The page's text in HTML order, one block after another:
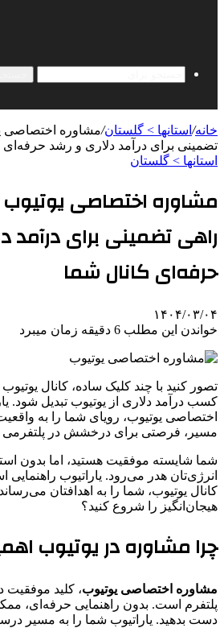
خانه/ استانها > گلستان/مشاوره اختصاصی
تضمینی برای درآمد دلاری و رشد حرفه‌ای
استانها > گلستان
مشاوره اختصاصی یوتیوب
راهی تضمینی برای درآمد
حرفه‌ای کانال شما
۱۴۰۴/۰۳/۰۴
خواندن این مطلب 6 دقیقه زمان میبرد
تصور کنید با چند کلیک ساده، کانال
کسب درآمد دلاری از یوتیوب تبدیل شود.
اختصاصی یوتیوب، رویای شما را به
مسیر، فرصتی برای درخشش در
شما شایسته موفقیت هستید، اما بدون
انرژی‌تان هدر می‌رود. یاراتیوب
کانال یوتیوب، شما را به اهدافتان
هیجان‌انگیز را شروع کنید؟
چرا مشاوره در یوتیوب
مشاوره اختصاصی یوتیوب، کلید موفقیت
پلتفرم است. بدون راهنمایی حرفه‌ای،
دست بدهید. یاراتیوب شما را به مسیر